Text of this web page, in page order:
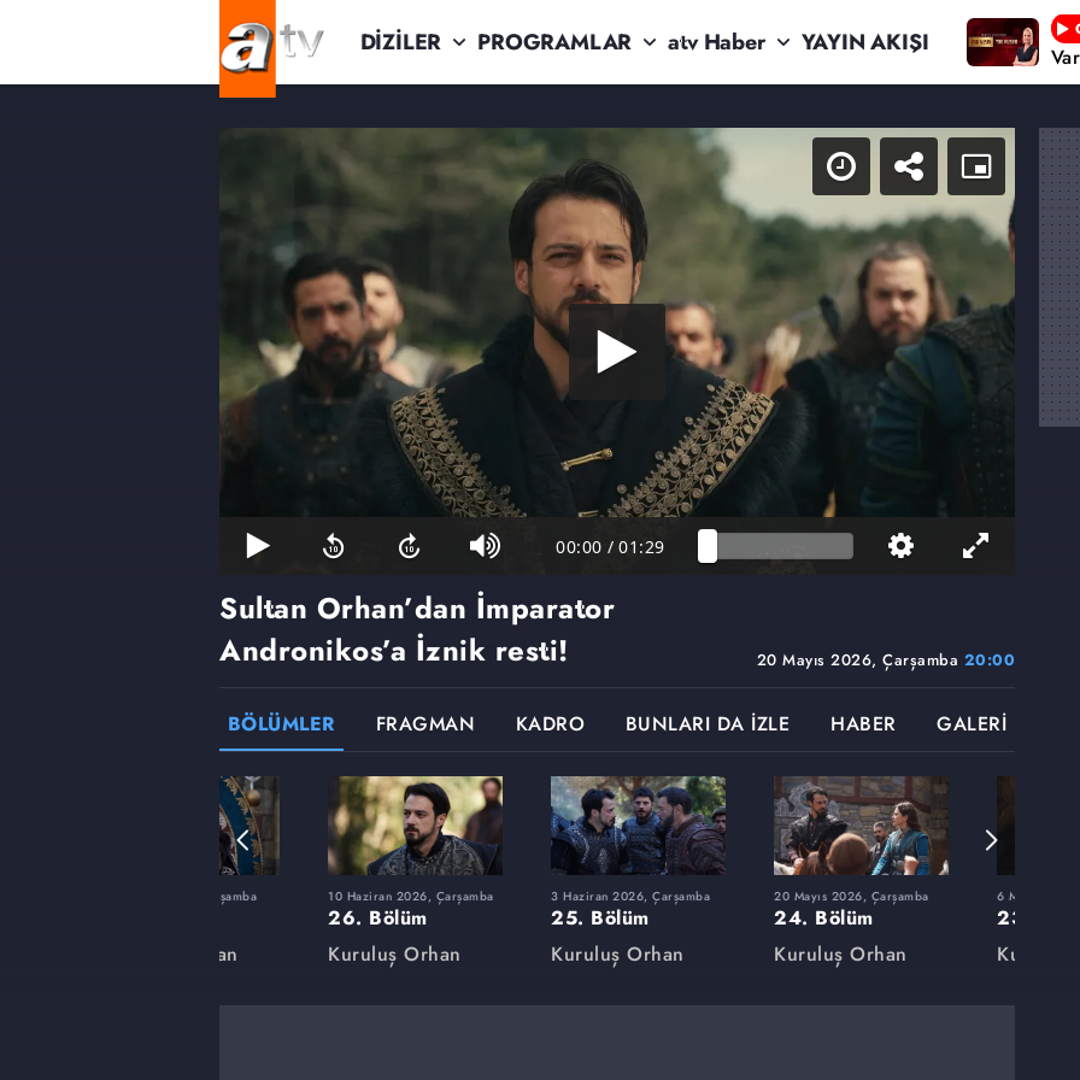
DİZİLER PROGRAMLAR atv Haber YAYIN AKIŞI
00:00 / 01:29
20 Mayıs 2026, Çarşamba 20:00
Sultan Orhan’dan İmparator
Andronikos’a İznik resti!
BÖLÜMLER FRAGMAN KADRO BUNLARI DA İZLE HABER GALERİ
28 Ocak 2026, Çarşamba
Kuruluş Orhan
10 Haziran 2026, Çarşamba
26. Bölüm
Kuruluş Orhan
3 Haziran 2026, Çarşamba
25. Bölüm
Kuruluş Orhan
20 Mayıs 2026, Çarşamba
24. Bölüm
Kuruluş Orhan
6 Mayıs 2026,
23. Bölüm
Kuruluş